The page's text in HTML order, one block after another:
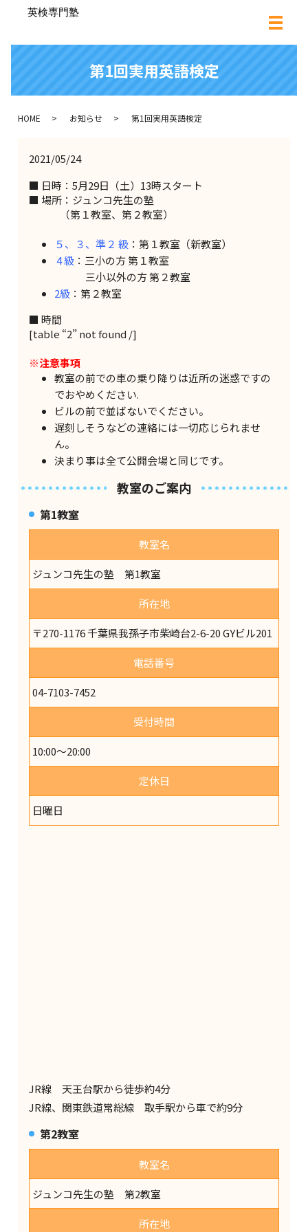
第1回実用英語検定
HOME お知らせ 第1回実用英語検定
2021/05/24
■ 日時：5月29日（土）13時スタート
■ 場所：ジュンコ先生の塾
（第１教室、第２教室）
５、３、準２ 級 ：第１教室（新教室）
4 級 ：三小の方 第１教室
三小以外の方 第２教室
2級 ：第２教室
■ 時間
[table “2” not found /]
※注意事項
教室の前での車の乗り降りは近所の迷惑ですの
でおやめください.
ビルの前で並ばないでください。
遅刻しそうなどの連絡には一切応じられませ
ん。
決まり事は全て公開会場と同じです。
教室のご案内
第1教室
教室名
ジュンコ先生の塾 第1教室
所在地
〒270-1176 千葉県我孫子市柴崎台2-6-20 GYビル201
電話番号
04-7103-7452
受付時間
10:00～20:00
定休日
日曜日
JR線 天王台駅から徒歩約4分
JR線、関東鉄道常総線 取手駅から車で約9分
第2教室
教室名
ジュンコ先生の塾 第2教室
所在地